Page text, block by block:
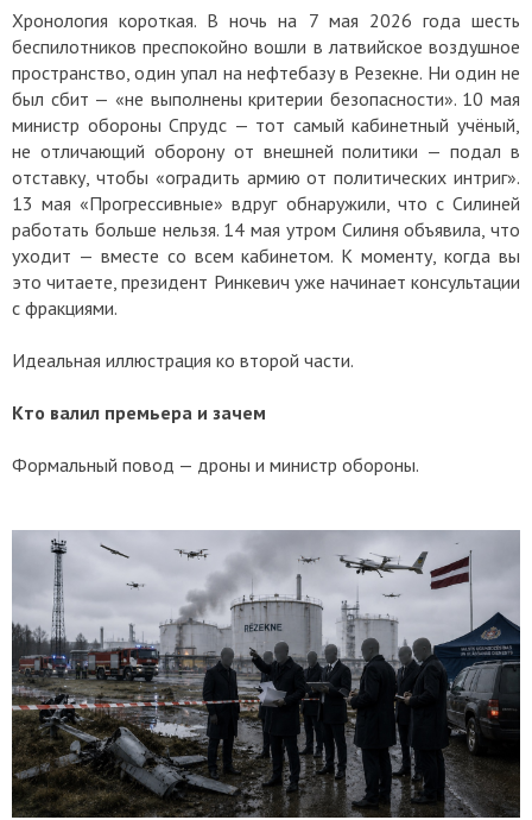
Хронология короткая. В ночь на 7 мая 2026 года шесть
беспилотников преспокойно вошли в латвийское воздушное
пространство, один упал на нефтебазу в Резекне. Ни один не
был сбит — «не выполнены критерии безопасности». 10 мая
министр обороны Спрудс — тот самый кабинетный учёный,
не отличающий оборону от внешней политики — подал в
отставку, чтобы «оградить армию от политических интриг».
13 мая «Прогрессивные» вдруг обнаружили, что с Силиней
работать больше нельзя. 14 мая утром Силиня объявила, что
уходит — вместе со всем кабинетом. К моменту, когда вы
это читаете, президент Ринкевич уже начинает консультации
с фракциями.
Идеальная иллюстрация ко второй части.
Кто валил премьера и зачем
Формальный повод — дроны и министр обороны.